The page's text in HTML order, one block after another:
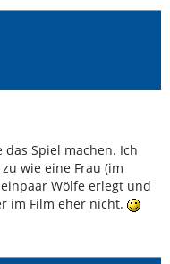
Spiel machen. Ich
wie eine Frau (im
Wölfe erlegt und
im Film eher nicht.